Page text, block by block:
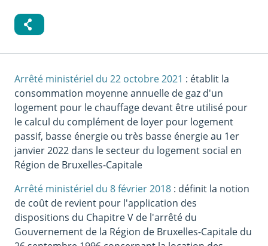
Arrêté ministériel du 22 octobre 2021 : établit la
consommation moyenne annuelle de gaz d'un
logement pour le chauffage devant être utilisé pour
le calcul du complément de loyer pour logement
passif, basse énergie ou très basse énergie au 1er
janvier 2022 dans le secteur du logement social en
Région de Bruxelles-Capitale
Arrêté ministériel du 8 février 2018 : définit la notion
de coût de revient pour l'application des
dispositions du Chapitre V de l'arrêté du
Gouvernement de la Région de Bruxelles-Capitale du